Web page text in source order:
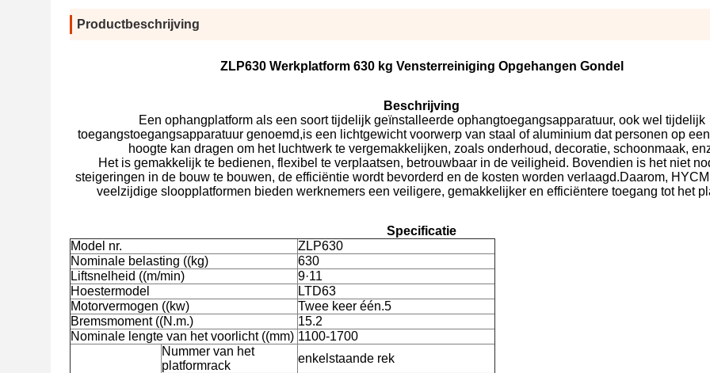
Productbeschrijving
ZLP630 Werkplatform 630 kg Vensterreiniging Opgehangen Gondel
Beschrijving
Een ophangplatform als een soort tijdelijk geïnstalleerde ophangtoegangsapparatuur, ook wel tijdelijk
toegangstoegangsapparatuur genoemd,is een lichtgewicht voorwerp van staal of aluminium dat personen op
hoogte kan dragen om het luchtwerk te vergemakkelijken, zoals onderhoud, decoratie, schoonmaak,
Het is gemakkelijk te bedienen, flexibel te verplaatsen, betrouwbaar in de veiligheid. Bovendien is het niet
steigeringen in de bouw te bouwen, de efficiëntie wordt bevorderd en de kosten worden verlaagd.Daarom,
veelzijdige sloopplatformen bieden werknemers een veiligere, gemakkelijker en efficiëntere toegang tot het
Specificatie
Model nr.
ZLP630
Nominale belasting ((kg)
630
Liftsnelheid ((m/min)
9·11
Hoestermodel
LTD63
Motorvermogen ((kw)
Twee keer één.5
Bremsmoment ((N.m.)
15.2
Nominale lengte van het voorlicht ((mm) 1100-1700
Nummer van het
platformrack
enkelstaande rek